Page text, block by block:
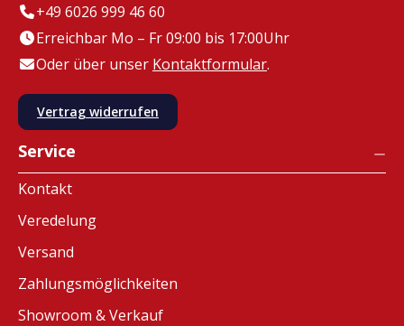
+49 6026 999 46 60
Erreichbar Mo – Fr 09:00 bis 17:00Uhr
Oder über unser Kontaktformular.
Vertrag widerrufen
Service
Kontakt
Veredelung
Versand
Zahlungsmöglichkeiten
Showroom & Verkauf